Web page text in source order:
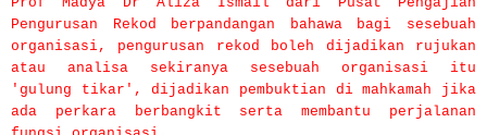
Pengurusan Rekod berpandangan bahawa bagi sesebuah
organisasi, pengurusan rekod boleh dijadikan rujukan
atau analisa sekiranya sesebuah organisasi itu
'gulung tikar', dijadikan pembuktian di mahkamah jika
ada perkara berbangkit serta membantu perjalanan